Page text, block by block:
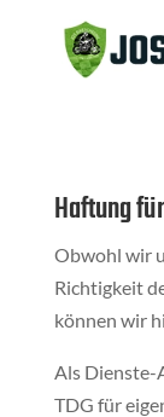
Haftung
Obwohl wir
Richtigkeit
können wir
Als Dienste-
TDG für